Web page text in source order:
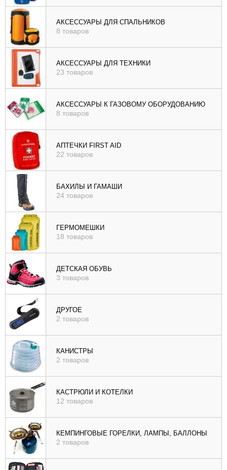
возр
|
убыв
АКСЕССУАРЫ ДЛЯ СПАЛЬНИКОВ
8 товаров
АКСЕССУАРЫ ДЛЯ ТЕХНИКИ
23 товаров
АКСЕССУАРЫ К ГАЗОВОМУ ОБОРУДОВАНИЮ
8 товаров
АПТЕЧКИ FIRST AID
22 товаров
БАХИЛЫ И ГАМАШИ
24 товаров
ГЕРМОМЕШКИ
18 товаров
ДЕТСКАЯ ОБУВЬ
3 товаров
ДРУГОЕ
2 товаров
КАНИСТРЫ
2 товаров
КАСТРЮЛИ И КОТЕЛКИ
12 товаров
КЕМПИНГОВЫЕ ГОРЕЛКИ, ЛАМПЫ, БАЛЛОНЫ
2 товаров